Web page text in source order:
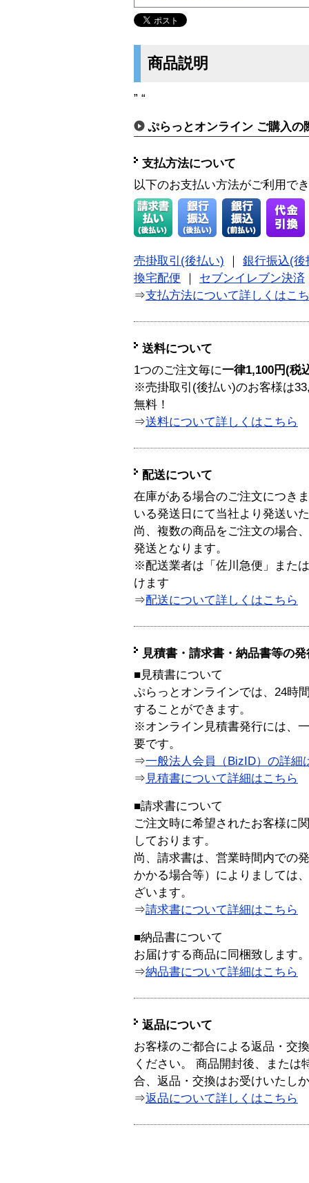
商品説明
” “
ぷらっとオンライン ご購入の
支払方法について
以下のお支払い方法がご利用で
売掛取引(後払い)
銀行振込(後
換宅配便
セブンイレブン決済
⇒支払方法について詳しくはこ
送料について
1つのご注文毎に一律1,100円(税
※売掛取引(後払い)のお客様は
無料！
⇒送料について詳しくはこちら
配送について
在庫がある場合のご注文につき
いる発送日にて当社より発送い
尚、複数の商品をご注文の場合
発送となります。
※配送業者は「佐川急便」また
けます
⇒配送について詳しくはこちら
見積書・請求書・納品書等の
■見積書について
ぷらっとオンラインでは、24時
することができます。
※オンライン見積書発行には、
要です。
⇒一般法人会員（BizID）の詳細
⇒ 見積書について詳細はこちら
■請求書について
ご注文時に希望されたお客様に
しております。
尚、請求書は、営業時間内での
かかる場合等）によりましては
ざいます。
⇒請求書について詳細はこちら
■納品書について
お届けする商品に同梱致します。
⇒納品書について詳細はこちら
返品について
お客様のご都合による返品・交
ください。 商品開封後、または
合、返品・交換はお受けいたし
⇒返品について詳しくはこちら